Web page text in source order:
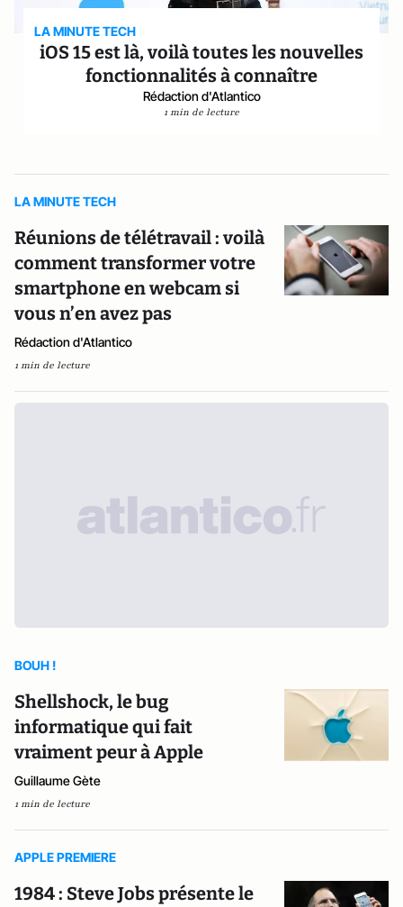
LA MINUTE TECH
iOS 15 est là, voilà toutes les nouvelles
fonctionnalités à connaître
Rédaction d'Atlantico
1 min de lecture
LA MINUTE TECH
Réunions de télétravail : voilà
comment transformer votre
smartphone en webcam si
vous n’en avez pas
Rédaction d'Atlantico
1 min de lecture
BOUH !
Shellshock, le bug
informatique qui fait
vraiment peur à Apple
Guillaume Gète
1 min de lecture
APPLE PREMIERE
1984 : Steve Jobs présente le